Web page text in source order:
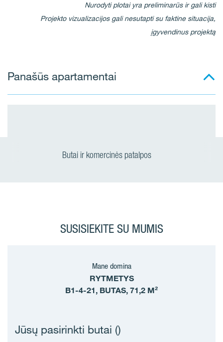
Nurodyti plotai yra preliminarūs ir gali kisti
Projekto vizualizacijos gali nesutapti su faktine situacija,
įgyvendinus projektą
Panašūs apartamentai
Butai ir komercinės patalpos
SUSISIEKITE SU MUMIS
Mane domina
RYTMETYS
B1-4-21, BUTAS, 71,2 M²
Jūsų pasirinkti butai ()